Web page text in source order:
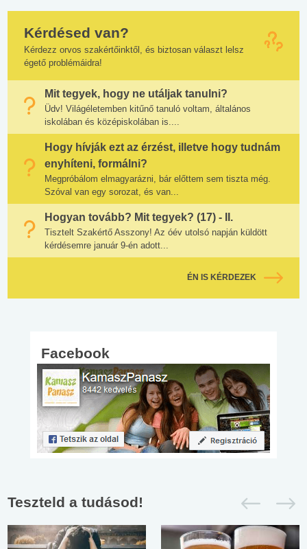
Kérdésed van?
Kérdezz orvos szakértőinktől, és biztosan választ lelsz
égető problémáidra!
Mit tegyek, hogy ne utáljak tanulni?
Üdv! Világéletemben kitűnő tanuló voltam, általános
iskolában és középiskolában is....
Hogy hívják ezt az érzést, illetve hogy tudnám
enyhíteni, formálni?
Megpróbálom elmagyarázni, bár előttem sem tiszta még.
Szóval van egy sorozat, és van...
Hogyan tovább? Mit tegyek? (17) - II.
Tisztelt Szakértő Asszony! Az óév utolsó napján küldött
kérdésemre január 9-én adott...
ÉN IS KÉRDEZEK
Facebook
Teszteld a tudásod!